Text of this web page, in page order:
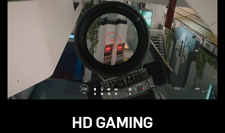
HD GAMING